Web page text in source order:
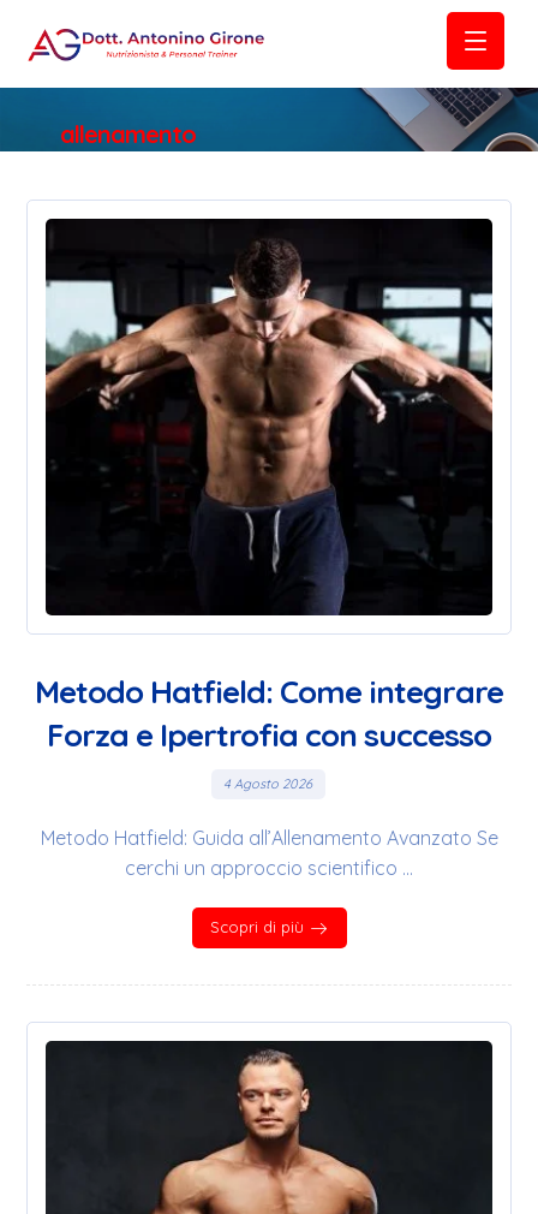
allenamento
Metodo Hatfield: Come integrare
Forza e Ipertrofia con successo
4 Agosto 2026
Metodo Hatfield: Guida all’Allenamento Avanzato Se
cerchi un approccio scientifico ...
Scopri di più